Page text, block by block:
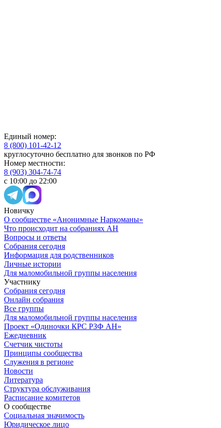
Единый номер:
8 (800) 101-42-12
круглосуточно бесплатно для звонков по РФ
Номер местности:
8 (903) 304-74-74
с 10:00 до 22:00
Новичку
О сообществе «Анонимные Наркоманы»
Что происходит на собраниях АН
Вопросы и ответы
Собрания сегодня
Информация для родственников
Личные истории
Для маломобильной группы населения
Участнику
Собрания сегодня
Онлайн собрания
Все группы
Для маломобильной группы населения
Проект «Одиночки КРС РЗФ АН»
Ежедневник
Счетчик чистоты
Принципы сообщества
Служения в регионе
Новости
Литература
Структура обслуживания
Расписание комитетов
О сообществе
Социальная значимость
Юридическое лицо